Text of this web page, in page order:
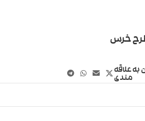
طرح خرس
به علاقه
مندی